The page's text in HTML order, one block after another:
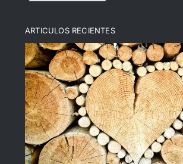
ARTICULOS RECIENTES